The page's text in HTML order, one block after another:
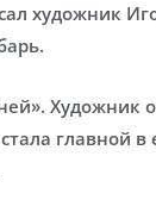
художник
Художник
главной в